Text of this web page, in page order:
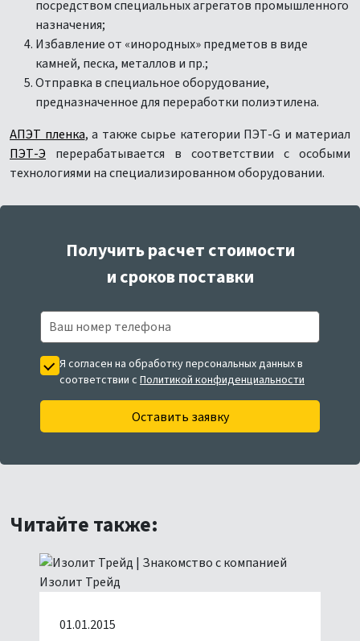
посредством специальных агрегатов промышленного
назначения;
Избавление от «инородных» предметов в виде
камней, песка, металлов и пр.;
Отправка в специальное оборудование,
предназначенное для переработки полиэтилена.
АПЭТ пленка, а также сырье категории ПЭТ-G и материал
ПЭТ-Э перерабатывается в соответствии с особыми
технологиями на специализированном оборудовании.
Получить расчет стоимости
и сроков поставки
Я согласен на обработку персональных данных в
соответствии с Политикой конфиденциальности
Оставить заявку
Читайте также:
01.01.2015